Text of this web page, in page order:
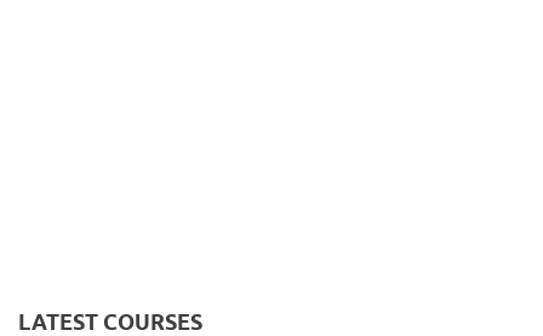
LATEST COURSES